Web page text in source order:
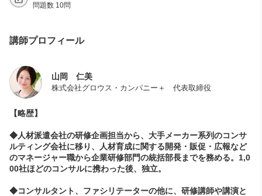
問題数 10問
講師プロフィール
山岡 仁美
株式会社グロウス・カンパニー＋ 代表取締役
【略歴】
◆人材派遣会社の研修企画担当から、大手メーカー系列のコンサ
ルティング会社に移り、人材育成に関する開発・販促・広報など
のマネージャー職から企業研修部門の統括部長までを務める。 1,0
00社ほどのコンサルに携わった後、独立。
◆コンサルタント、ファシリテーターの他に、研修講師や講演と